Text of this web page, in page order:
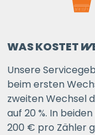
WAS KOSTET
Unsere
beim ersten
zweiten Wechsel
auf 20 %. In
200 € pro Zähler